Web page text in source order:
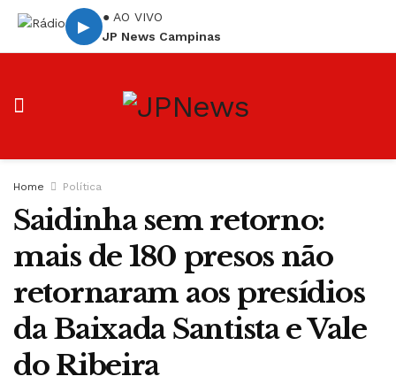
▶
● AO VIVO
JP News Campinas
Home Política
Saidinha sem retorno:
mais de 180 presos não
retornaram aos presídios
da Baixada Santista e Vale
do Ribeira